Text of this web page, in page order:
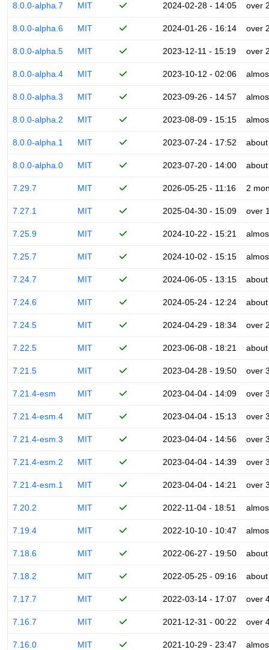
8.0.0-alpha.7 MIT 2024-02-28 - 14:05 over
8.0.0-alpha.6 MIT 2024-01-26 - 16:14 over
8.0.0-alpha.5 MIT 2023-12-11 - 15:19 over
8.0.0-alpha.4 MIT 2023-10-12 - 02:06
8.0.0-alpha.3 MIT 2023-09-26 - 14:57
8.0.0-alpha.2 MIT 2023-08-09 - 15:15
8.0.0-alpha.1 MIT 2023-07-24 - 17:52
8.0.0-alpha.0 MIT 2023-07-20 - 14:00
7.29.7 MIT 2026-05-25 - 11:16 2
7.27.1 MIT 2025-04-30 - 15:09 over
7.25.9 MIT 2024-10-22 - 15:21
7.25.7 MIT 2024-10-02 - 15:15
7.24.7 MIT 2024-06-05 - 13:15
7.24.6 MIT 2024-05-24 - 12:24
7.24.5 MIT 2024-04-29 - 18:34 over
7.22.5 MIT 2023-06-08 - 18:21
7.21.5 MIT 2023-04-28 - 19:50 over
7.21.4-esm MIT 2023-04-04 - 14:09 over
7.21.4-esm.4 MIT 2023-04-04 - 15:13 over
7.21.4-esm.3 MIT 2023-04-04 - 14:56 over
7.21.4-esm.2 MIT 2023-04-04 - 14:39 over
7.21.4-esm.1 MIT 2023-04-04 - 14:21 over
7.20.2 MIT 2022-11-04 - 18:51
7.19.4 MIT 2022-10-10 - 10:47
7.18.6 MIT 2022-06-27 - 19:50
7.18.2 MIT 2022-05-25 - 09:16
7.17.7 MIT 2022-03-14 - 17:07 over
7.16.7 MIT 2021-12-31 - 00:22 over
7.16.0 MIT 2021-10-29 - 23:47